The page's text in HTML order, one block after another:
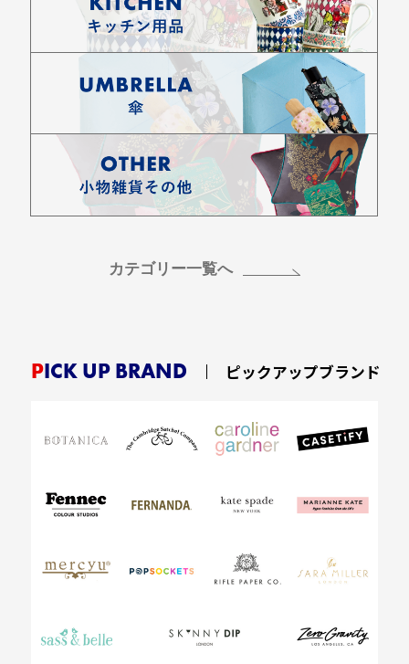
カテゴリー一覧へ
PICK UP BRAND ピックアップブランド